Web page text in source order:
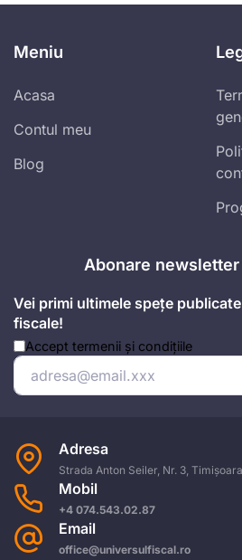
Meniu
Acasa
Contul meu
Blog
Abonare
Vei primi ultimele spețe
fiscale!
Accept termenii și condițiile
Adresa
Strada Anton Seiler, Nr. 3, Timișoara
Mobil
+4 074.543.02.87
Email
office@universulfiscal.ro